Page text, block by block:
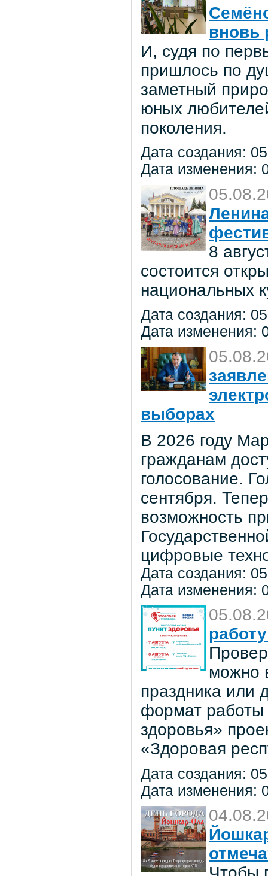
вновь
И, судя по
пришлось по
заметный
юных
поколения.
Дата создания:
Дата изменения:
8
состоится
национальных
Дата создания:
Дата изменения:
выборах
В 2026 году
гражданам
голосование.
сентября.
возможность
цифровые
Дата создания:
Дата изменения:
можно
праздника или
формат работы
здоровья»
«Здоровая
Дата создания:
Дата изменения: